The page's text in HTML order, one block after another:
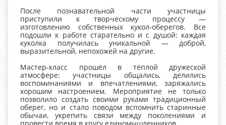
После познавательной части участницы
приступили к творческому процессу —
изготовлению собственных кукол‑оберегов. Все
подошли к работе старательно и с душой: каждая
куколка получилась уникальной — доброй,
выразительной, непохожей на другие.
Мастер‑класс прошёл в тёплой дружеской
атмосфере: участницы общались, делились
воспоминаниями и впечатлениями, заряжались
хорошим настроением. Мероприятие не только
позволило создать своими руками традиционный
оберег, но и стало поводом вспомнить старинные
обычаи, укрепить связи между поколениями и